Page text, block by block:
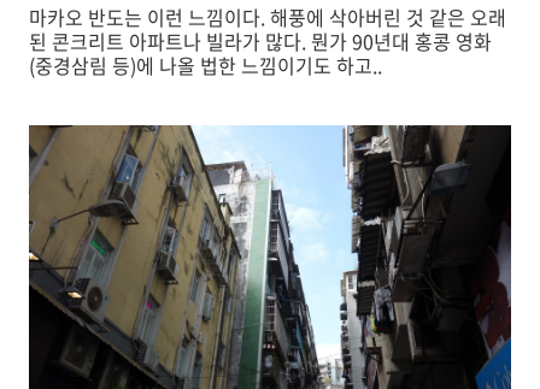
마카오 반도는 이런 느낌이다. 해풍에 삭아버린 것 같은 오래
된 콘크리트 아파트나 빌라가 많다. 뭔가 90년대 홍콩 영화
(중경삼림 등)에 나올 법한 느낌이기도 하고..